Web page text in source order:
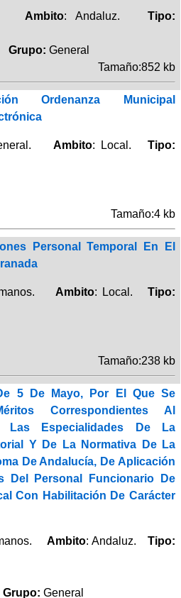
Ambito: Andaluz. Tipo:
Grupo: General
Tamaño:852 kb
Ordenanza Municipal
Ambito: Local.Tipo:
Tamaño:4 kb
Personal Temporal En El
Ambito: Local.Tipo:
Tamaño:238 kb
5 De Mayo, Por El Que Se
Correspondientes Al
Las Especialidades De La
Y De La Normativa De La
De Andalucía, De Aplicación
Del Personal Funcionario De
Con Habilitación De Carácter
Ambito: Andaluz.Tipo:
General